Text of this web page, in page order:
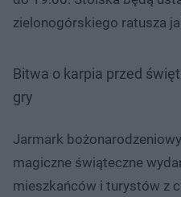
zielonogórskiego ratusza
Bitwa o karpia przed
gry
Jarmark
magiczne świąteczne
mieszkańców i turystów z